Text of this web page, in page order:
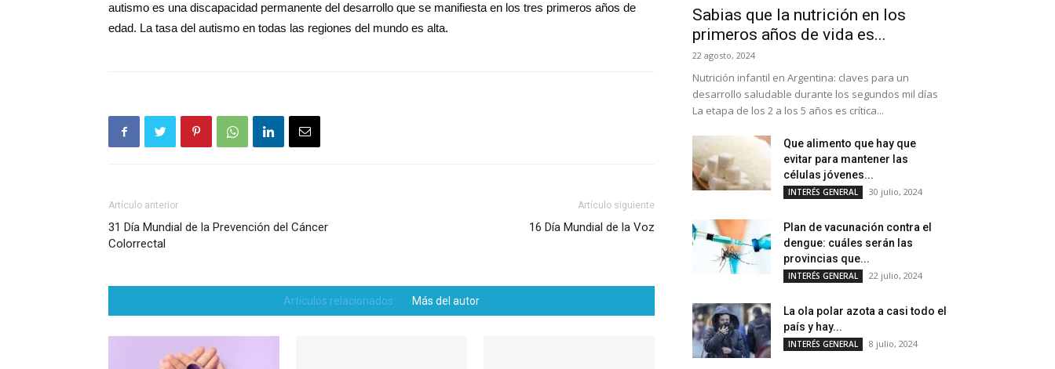
autismo es una discapacidad permanente del desarrollo que se manifiesta en los tres primeros años de
edad. La tasa del autismo en todas las regiones del mundo es alta.
Artículo anterior
31 Día Mundial de la Prevención del Cáncer
Colorrectal
Artículo siguiente
16 Día Mundial de la Voz
Artículos relacionados Más del autor
Sabias que la nutrición en los
primeros años de vida es...
22 agosto, 2024
Nutrición infantil en Argentina: claves para un
desarrollo saludable durante los segundos mil días
La etapa de los 2 a los 5 años es crítica...
Que alimento que hay que
evitar para mantener las
células jóvenes...
INTERÉS GENERAL 30 julio, 2024
Plan de vacunación contra el
dengue: cuáles serán las
provincias que...
INTERÉS GENERAL 22 julio, 2024
La ola polar azota a casi todo el
país y hay...
INTERÉS GENERAL 8 julio, 2024